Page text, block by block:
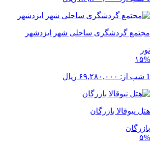
مجتمع گردشگری ساحلی شهر ایزدشهر
نور
۱۵%
1 شب از: ۶۹,۲۸۰,۰۰۰ ریال
هتل نیوقالا بازرگان
بازرگان
۵%